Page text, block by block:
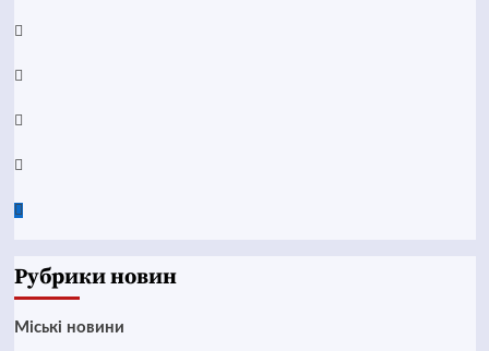
YouTube
Telegram
Instagram
Twitter
Google
Рубрики новин
Mіські новини